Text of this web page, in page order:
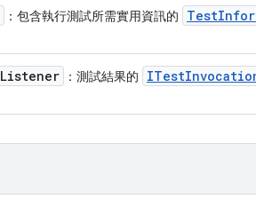
：包含執行測試所需實用資訊的 Test
Listener ：測試結果的 ITest